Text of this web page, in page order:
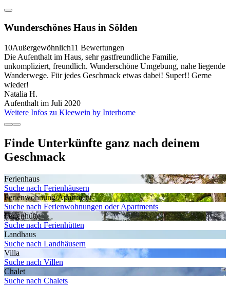
Wunderschönes Haus in Sölden
10Außergewöhnlich11 Bewertungen
Die Aufenthalt im Haus, sehr gastfreundliche Familie,
unkompliziert, freundlich. Wunderschöne Umgebung, nahe liegende
Wanderwege. Für jedes Geschmack etwas dabei! Super!! Gerne
wieder!
Natalia H.
Aufenthalt im Juli 2020
Weitere Infos zu Kleewein by Interhome
Finde Unterkünfte ganz nach deinem
Geschmack
Ferienhaus
Suche nach Ferienhäusern
Ferienwohnung/Apartment
Suche nach Ferienwohnungen oder Apartments
Ferienhütte
Suche nach Ferienhütten
Landhaus
Suche nach Landhäusern
Villa
Suche nach Villen
Chalet
Suche nach Chalets